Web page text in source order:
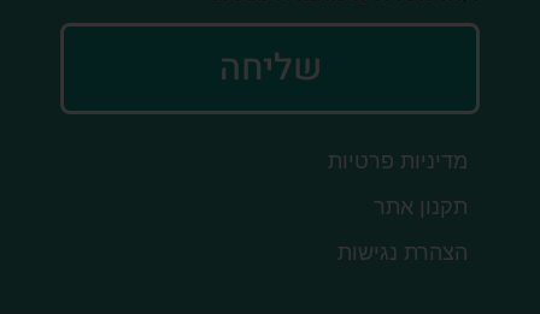
שליחה
מדיניות פרטיות
תקנון אתר
הצהרת נגישות